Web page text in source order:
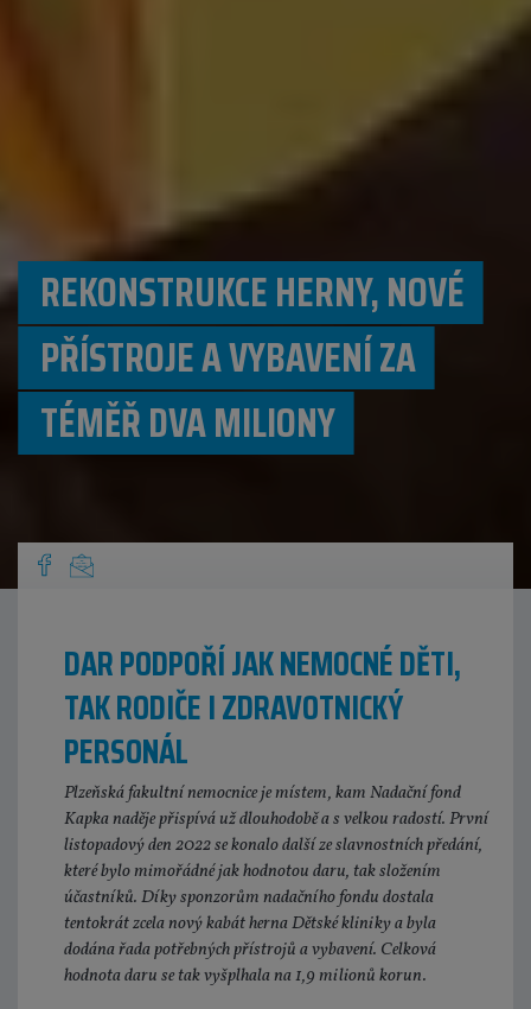
REKONSTRUKCE HERNY, NOVÉ
PŘÍSTROJE A VYBAVENÍ ZA
TÉMĚŘ DVA MILIONY
DAR PODPOŘÍ JAK NEMOCNÉ DĚTI,
TAK RODIČE I ZDRAVOTNICKÝ
PERSONÁL
Plzeňská fakultní nemocnice je místem, kam Nadační fond
Kapka naděje přispívá už dlouhodobě a s velkou radostí. První
listopadový den 2022 se konalo další ze slavnostních předání,
které bylo mimořádné jak hodnotou daru, tak složením
účastníků. Díky sponzorům nadačního fondu dostala
tentokrát zcela nový kabát herna Dětské kliniky a byla
dodána řada potřebných přístrojů a vybavení. Celková
hodnota daru se tak vyšplhala na 1,9 milionů korun.